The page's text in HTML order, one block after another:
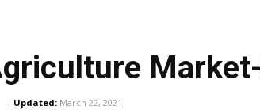
Updated: March 22, 2021